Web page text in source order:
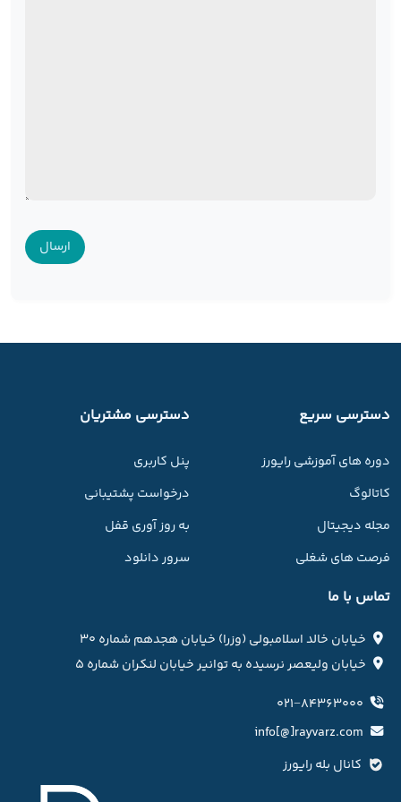
دسترسی سریع
دوره های آموزشی رایورز
کاتالوگ
مجله دیجیتال
فرصت های شغلی
دسترسی مشتریان
پنل کاربری
درخواست پشتیبانی
به روز آوری قفل
سرور دانلود
تماس با ما
خیابان خالد اسلامبولی (وزرا) خیابان هجدهم شماره ۳۰
خیابان ولیعصر نرسیده به توانیر خیابان لنکران شماره ۵
۰۲۱−۸۴۳۶۳۰۰۰
info[@]rayvarz.com
کانال بله رایورز